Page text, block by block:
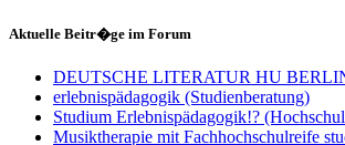
Aktuelle Beitr�ge im Forum
DEUTSCHE LITERATUR HU
erlebnispädagogik (Studienberatung)
Studium Erlebnispädagogik!?
Musiktherapie mit Fachhochschulreife